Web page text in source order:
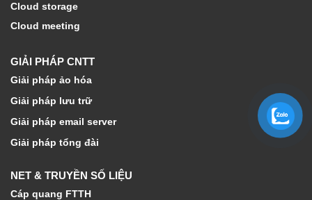
Cloud storage
Cloud meeting
GIẢI PHÁP CNTT
Giải pháp ảo hóa
Giải pháp lưu trữ
Giải pháp email server
Giải pháp tổng đài
NET & TRUYỀN SỐ LIỆU
Cáp quang FTTH